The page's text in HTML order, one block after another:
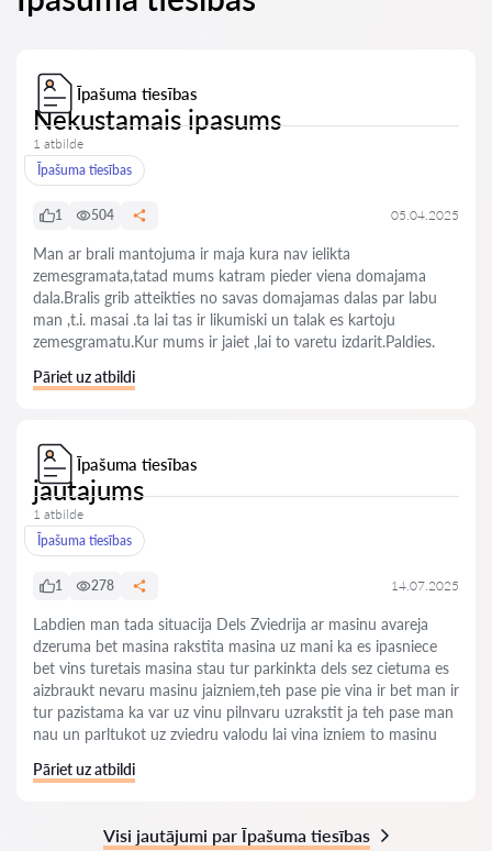
Īpašuma tiesības
Nekustamais ipasums
1 atbilde
Īpašuma tiesības
1 504 05.04.2025
Man ar brali mantojuma ir maja kura nav ielikta
zemesgramata,tatad mums katram pieder viena domajama
dala.Bralis grib atteikties no savas domajamas dalas par labu
man ,t.i. masai .ta lai tas ir likumiski un talak es kartoju
zemesgramatu.Kur mums ir jaiet ,lai to varetu izdarit.Paldies.
Pāriet uz atbildi
Īpašuma tiesības
jautajums
1 atbilde
Īpašuma tiesības
1 278 14.07.2025
Labdien man tada situacija Dels Zviedrija ar masinu avareja
dzeruma bet masina rakstita masina uz mani ka es ipasniece
bet vins turetais masina stau tur parkinkta dels sez cietuma es
aizbraukt nevaru masinu jaizniem,teh pase pie vina ir bet man ir
tur pazistama ka var uz vinu pilnvaru uzrakstit ja teh pase man
nau un parltukot uz zviedru valodu lai vina izniem to masinu
Pāriet uz atbildi
Visi jautājumi par Īpašuma tiesības